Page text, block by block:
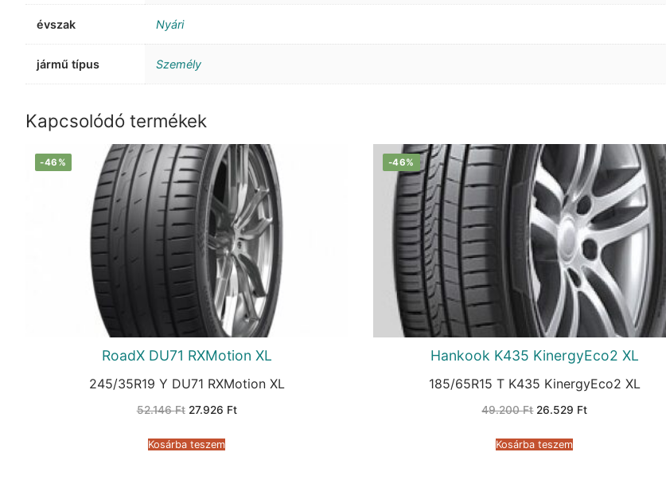
évszak Nyári
jármű típus Személy
Kapcsolódó termékek
-46%
RoadX DU71 RXMotion XL
245/35R19 Y DU71 RXMotion XL
52.146Ft Original
52.146 Ft.
27.926 FtCurrent
Kosárba teszem
-46%
Hankook K435 KinergyEco2 XL
185/65R15 T K435 KinergyEco2 XL
49.200Ft Original
49.200 Ft.
26.529 FtCurrent
Kosárba teszem